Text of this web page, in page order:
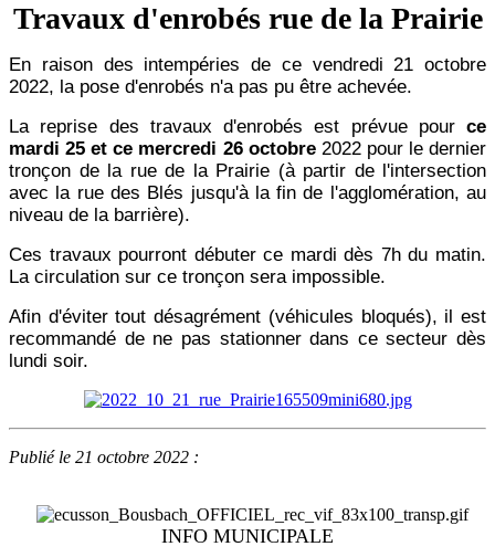
Travaux d'enrobés rue de la Prairie
En raison des intempéries de ce vendredi 21 octobre
2022, la pose d'enrobés n'a pas pu être achevée.
La reprise des travaux d'enrobés est prévue pour ce
mardi 25 et ce mercredi 26 octobre2022 pour le dernier
tronçon de la rue de la Prairie (à partir de l'intersection
avec la rue des Blés jusqu'à la fin de l'agglomération, au
niveau de la barrière).
Ces travaux pourront débuter ce mardi dès 7h du matin.
La circulation sur ce tronçon sera impossible.
Afin d'éviter tout désagrément (véhicules bloqués), il est
recommandé de ne pas stationner dans ce secteur dès
lundi soir.
Publié le 21 octobre 2022 :
INFO MUNICIPALE